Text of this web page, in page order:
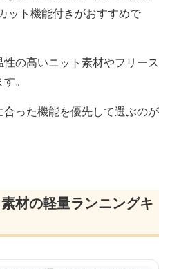
ット機能付きがおすすめで
の高いニット素材やフリース
。
った機能を優先して選ぶのが
材の軽量ランニングキ